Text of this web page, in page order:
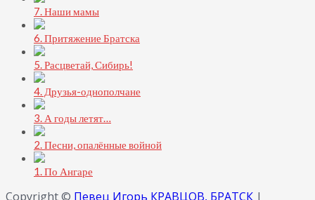
7. Наши мамы
6. Притяжение Братска
5. Расцветай, Сибирь!
4. Друзья-однополчане
3. А годы летят…
2. Песни, опалённые войной
1. По Ангаре
Copyright © Певец Игорь КРАВЦОВ, БРАТСК |